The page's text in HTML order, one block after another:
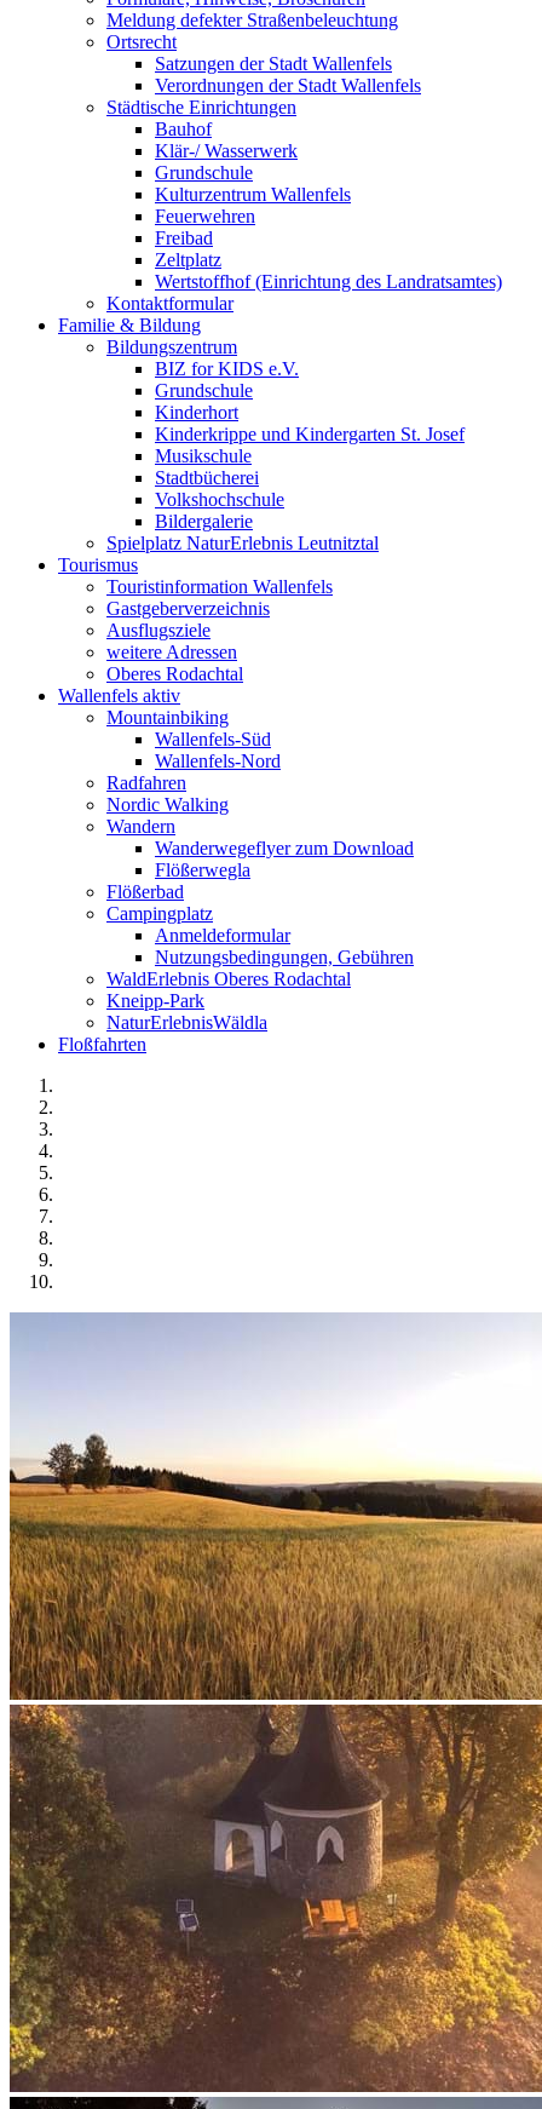
Meldung defekter Straßenbeleuchtung
Ortsrecht
Satzungen der Stadt Wallenfels
Verordnungen der Stadt Wallenfels
Städtische Einrichtungen
Bauhof
Klär-/ Wasserwerk
Grundschule
Kulturzentrum Wallenfels
Feuerwehren
Freibad
Zeltplatz
Wertstoffhof (Einrichtung des Landratsamtes)
Kontaktformular
Familie & Bildung
Bildungszentrum
BIZ for KIDS e.V.
Grundschule
Kinderhort
Kinderkrippe und Kindergarten St. Josef
Musikschule
Stadtbücherei
Volkshochschule
Bildergalerie
Spielplatz NaturErlebnis Leutnitztal
Tourismus
Touristinformation Wallenfels
Gastgeberverzeichnis
Ausflugsziele
weitere Adressen
Oberes Rodachtal
Wallenfels aktiv
Mountainbiking
Wallenfels-Süd
Wallenfels-Nord
Radfahren
Nordic Walking
Wandern
Wanderwegeflyer zum Download
Flößerwegla
Flößerbad
Campingplatz
Anmeldeformular
Nutzungsbedingungen, Gebühren
WaldErlebnis Oberes Rodachtal
Kneipp-Park
NaturErlebnisWäldla
Floßfahrten